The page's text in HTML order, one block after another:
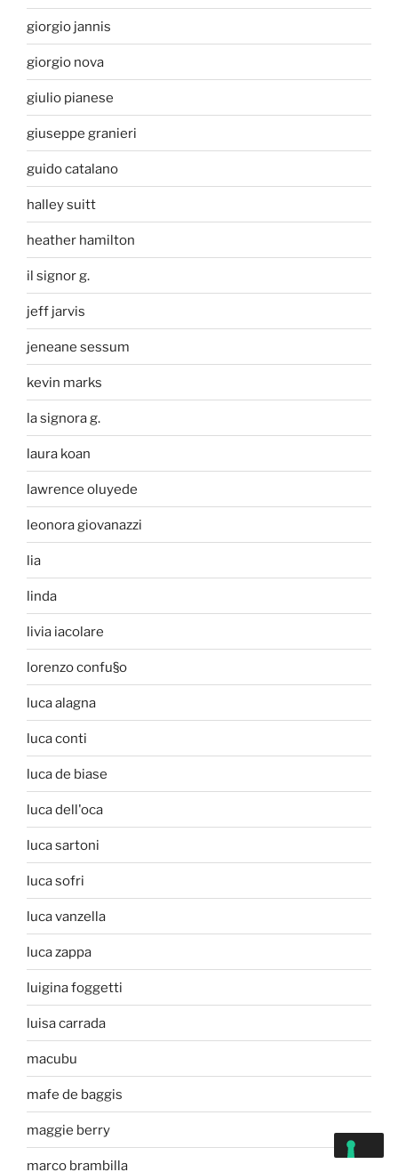
giorgio jannis
giorgio nova
giulio pianese
giuseppe granieri
guido catalano
halley suitt
heather hamilton
il signor g.
jeff jarvis
jeneane sessum
kevin marks
la signora g.
laura koan
lawrence oluyede
leonora giovanazzi
lia
linda
livia iacolare
lorenzo confu§o
luca alagna
luca conti
luca de biase
luca dell'oca
luca sartoni
luca sofri
luca vanzella
luca zappa
luigina foggetti
luisa carrada
macubu
mafe de baggis
maggie berry
marco brambilla